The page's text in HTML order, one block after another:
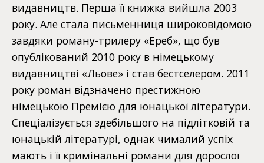
видавництв. Перша її книжка вийшла 2003
року. Але стала письменниця широковідомою
завдяки роману-трилеру «Ереб», що був
опублікований 2010 року в німецькому
видавництві «Льове» і став бестселером. 2011
року роман відзначено престижною
німецькою Премією для юнацької літератури.
Спеціалізується здебільшого на підлітковій та
юнацькій літературі, однак чималий успіх
мають і її кримінальні романи для дорослої